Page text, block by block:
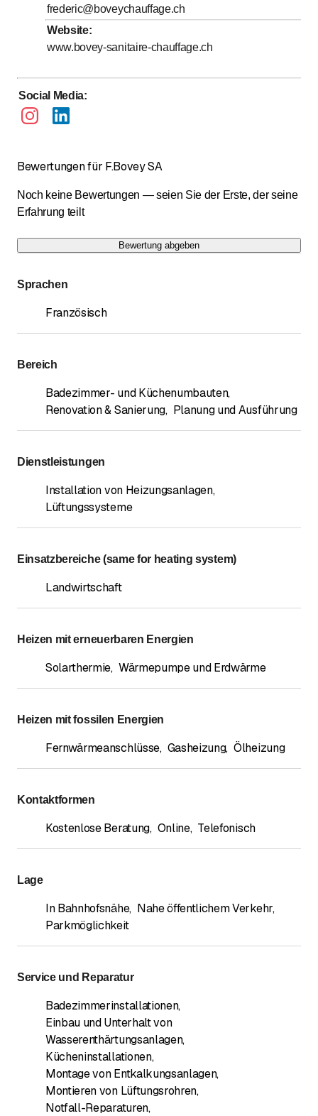
frederic@boveychauffage.ch
Website:
www.bovey-sanitaire-chauffage.ch
Social Media:
Bewertungen für F.Bovey SA
Noch keine Bewertungen — seien Sie der Erste, der seine
Erfahrung teilt
Bewertung abgeben
Sprachen
Französisch
Bereich
Badezimmer- und Küchenumbauten,
Renovation & Sanierung, Planung und Ausführung
Dienstleistungen
Installation von Heizungsanlagen,
Lüftungssysteme
Einsatzbereiche (same for heating system)
Landwirtschaft
Heizen mit erneuerbaren Energien
Solarthermie, Wärmepumpe und Erdwärme
Heizen mit fossilen Energien
Fernwärmeanschlüsse, Gasheizung, Ölheizung
Kontaktformen
Kostenlose Beratung, Online, Telefonisch
Lage
In Bahnhofsnähe, Nahe öffentlichem Verkehr,
Parkmöglichkeit
Service und Reparatur
Badezimmerinstallationen,
Einbau und Unterhalt von
Wasserenthärtungsanlagen,
Kücheninstallationen,
Montage von Entkalkungsanlagen,
Montieren von Lüftungsrohren,
Notfall-Reparaturen,